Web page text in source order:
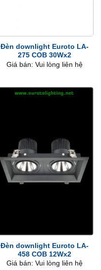
Đèn downlight Euroto LA-
275 COB 30Wx2
Giá bán: Vui lòng liên hệ
Đèn downlight Euroto LA-
458 COB 12Wx2
Giá bán: Vui lòng liên hệ